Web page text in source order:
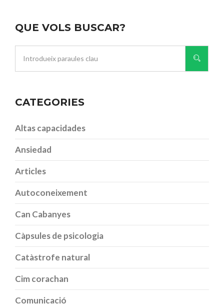
QUE VOLS BUSCAR?
CATEGORIES
Altas capacidades
Ansiedad
Articles
Autoconeixement
Can Cabanyes
Càpsules de psicologia
Catàstrofe natural
Cim corachan
Comunicació